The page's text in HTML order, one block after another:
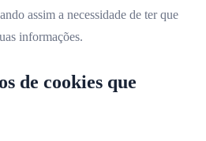
assim a necessidade de ter que
informações.
de cookies que